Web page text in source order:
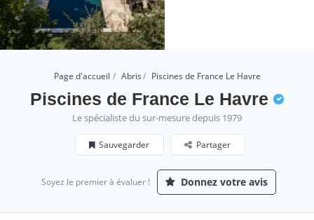
Page d'accueil Abris Piscines de France Le Havre
Piscines de France Le Havre
Le spécialiste du sur-mesure depuis 1979
Sauvegarder Partager
Soyez le premier à évaluer ! Donnez votre avis